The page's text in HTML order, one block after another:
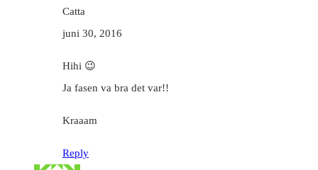
Catta
juni 30, 2016
Hihi 😉
Ja fasen va bra det var!!
Kraaam
Reply